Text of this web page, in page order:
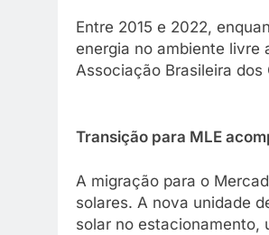
Entre 2015 e 2022,
energia no ambiente livre
Associação Brasileira dos
Transição para MLE
A migração para o
solares. A nova unidade
solar no estacionamento,